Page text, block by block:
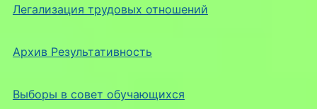
Легализация трудовых отношений
Архив Результативность
Выборы в совет обучающихся